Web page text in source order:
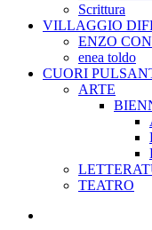
Scrittura
VILLAGGIO
ENZO
enea toldo
CUORI
ARTE
TEATRO